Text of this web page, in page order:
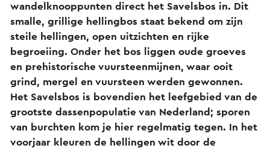
wandelknooppunten direct het Savelsbos in. Dit
smalle, grillige hellingbos staat bekend om zijn
steile hellingen, open uitzichten en rijke
begroeiing. Onder het bos liggen oude groeves
en prehistorische vuursteenmijnen, waar ooit
grind, mergel en vuursteen werden gewonnen.
Het Savelsbos is bovendien het leefgebied van de
grootste dassenpopulatie van Nederland; sporen
van burchten kom je hier regelmatig tegen. In het
voorjaar kleuren de hellingen wit door de